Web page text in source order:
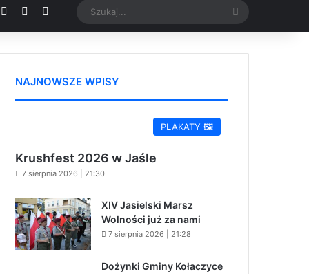
Facebook YouTubeGoogle News Szukaj...
NAJNOWSZE WPISY
PLAKATY 🖼️
Krushfest 2026 w Jaśle
7 sierpnia 2026 | 21:30
XIV Jasielski Marsz
Wolności już za nami
7 sierpnia 2026 | 21:28
Dożynki Gminy Kołaczyce